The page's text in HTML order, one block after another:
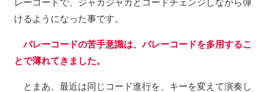
レーコードで、ジャカジャカとコードチェンジしながら弾
けるようになった事です。
バレーコードの苦手意識は、バレーコードを多用するこ
とで薄れてきました。
とまあ、最近は同じコード進行を、キーを変えて演奏し